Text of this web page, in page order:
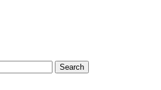
Search